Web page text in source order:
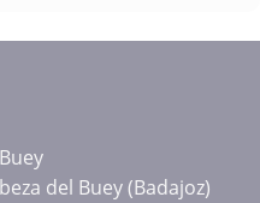
del Buey (Badajoz)